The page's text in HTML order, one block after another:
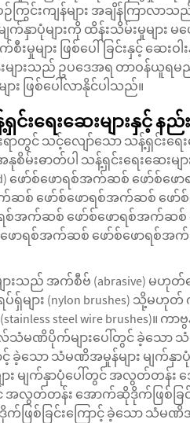
ကြွင်းကျန်များ အချိန်ကြာလာသ
က်နှာပုံများကို ထိန်းသိမ်းမှုများ
းမှုများ ဖြစ်ပေါ်ခြင်းနှင့် ဆေ
များသည် ဥပဒေအရ တာဝန်ယူရမ
း ဖြစ်ပေါ်လာနိုင်ပါသည်။
ေးဆေးများနှင့် နည်း
င် သင့်လျော်သော သန့်ရှင်းရေး
းဓာတ်ပါ သန့်ရှင်းရေးဆေးမျာ
ဖော်စ်ဖောရစ်အက်ဆစ် ဖော်စ်
ဆစ် ဖော်စ်ဖောရစ်အက်ဆစ် ဖေ
ရစ်အက်ဆစ် ဖော်စ်ဖောရစ်အက်ဆ
ောရစ်အက်ဆစ် ဖော်စ်ဖောရစ်အ
များသည် အက်စီဗ် (abrasive) မ
များ (nylon brushes) သို့မ
steel wire brushes)။
လ်သံမဏိပိုက်များပေါ်တွင် ခဲ့သော
င့် ခဲ့သော သံမဏိအမှုန်များ မျက်
ား မျက်နှာပုံပေါ်တွင် အလွတ်တန်း
အလွတ်တန်း အောက်ဆိုဒိုက်ဖြစ်ခြင်
ြစ်ခြင်းကြောင့် ခဲ့သော သံမဏိ